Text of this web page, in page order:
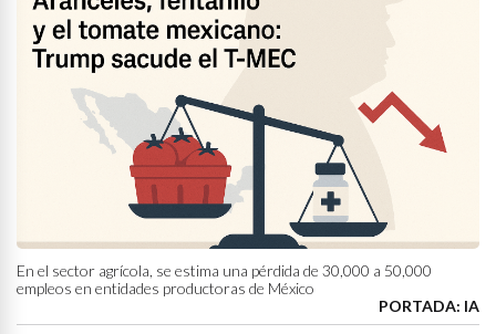
En el sector agrícola, se estima una pérdida de 30,000 a 50,000
empleos en entidades productoras de México
PORTADA: IA